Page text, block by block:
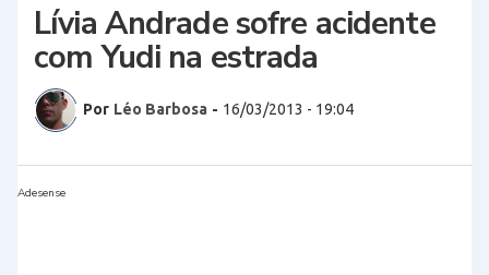
Lívia Andrade sofre acidente
com Yudi na estrada
Por Léo Barbosa - 16/03/2013 - 19:04
Adesense